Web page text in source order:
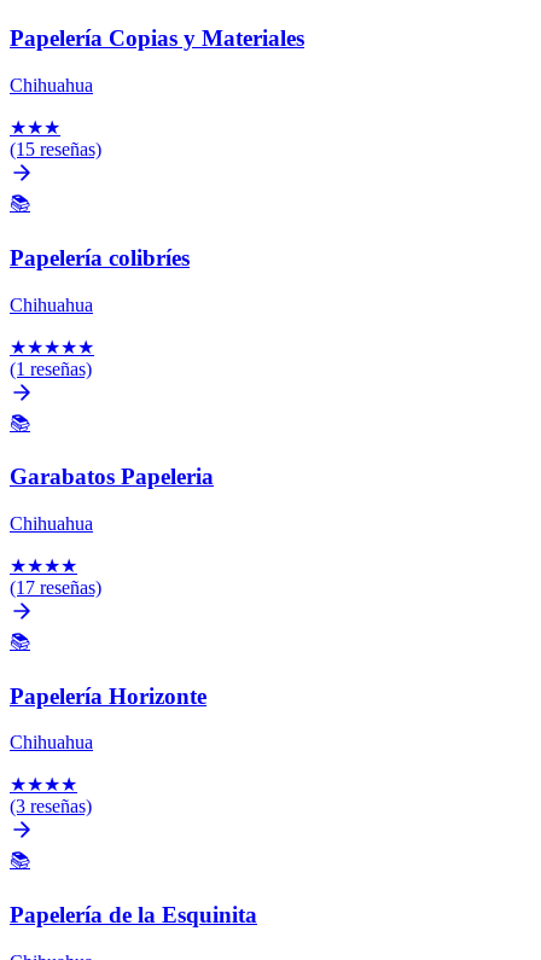
Papelería Copias y Materiales
Chihuahua
★★★
(15 reseñas)
📚
Papelería colibríes
Chihuahua
★★★★★
(1 reseñas)
📚
Garabatos Papeleria
Chihuahua
★★★★
(17 reseñas)
📚
Papelería Horizonte
Chihuahua
★★★★
(3 reseñas)
📚
Papelería de la Esquinita